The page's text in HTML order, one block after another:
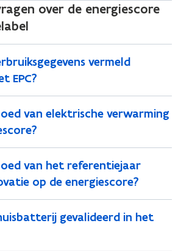
over de energiescore
vermeld
EPC?
van elektrische verwarming
van het referentiejaar
op de energiescore?
gevalideerd in het